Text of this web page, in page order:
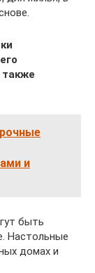
и
быть
Настольные
домах и